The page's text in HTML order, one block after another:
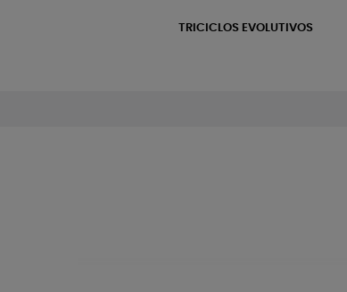
TRICICLOS EVOLUTIVOS